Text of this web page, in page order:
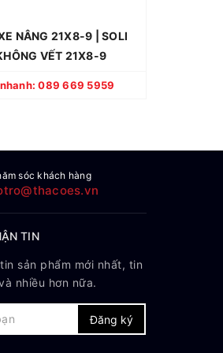
NÂNG 21X8-9 | SOLI
VẾT 21X8-9
089 669 5959
có sẵn, giao toàn quốc
sóc khách hàng
TIN
sản phẩm mới nhất, tin
nhiều hơn nữa.
Đăng ký